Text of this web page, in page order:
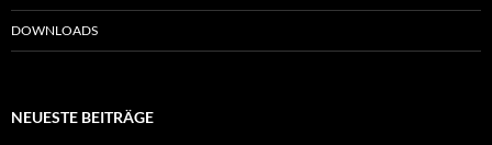
DOWNLOADS
NEUESTE BEITRÄGE